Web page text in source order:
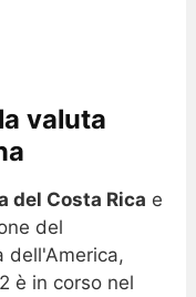
valuta
del Costa Rica e
del
dell'America,
è in corso nel